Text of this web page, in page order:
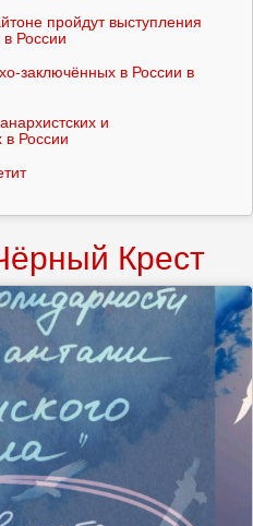
пройдут выступления
России
заключённых в России в
и
России
Крест